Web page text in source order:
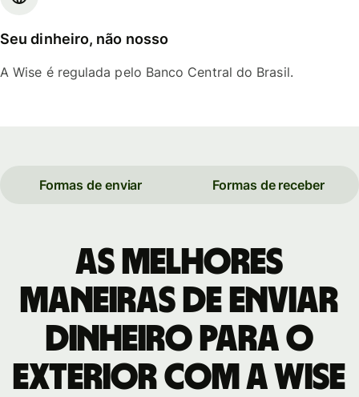
Seu dinheiro, não nosso
A Wise é regulada pelo Banco Central do Brasil.
Formas de enviar Formas de receber
As melhores
maneiras de enviar
dinheiro para o
exterior com a Wise